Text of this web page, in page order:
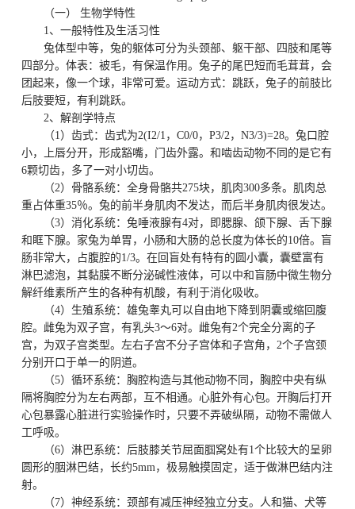
（一） 生物学特性
1、一般特性及生活习性
兔体型中等，兔的躯体可分为头颈部、躯干部、四肢和尾等
四部分。体表：被毛，有保温作用。兔子的尾巴短而毛茸茸，会
团起来，像一个球，非常可爱。运动方式：跳跃，兔子的前肢比
后肢要短，有利跳跃。
2、解剖学特点
（1）齿式：齿式为2(I2/1，C0/0，P3/2，N3/3)=28。兔口腔
小，上唇分开，形成豁嘴，门齿外露。和啮齿动物不同的是它有
6颗切齿，多了一对小切齿。
（2）骨骼系统：全身骨骼共275块，肌肉300多条。肌肉总
重占体重35％。兔的前半身肌肉不发达，而后半身肌肉很发达。
（3）消化系统：兔唾液腺有4对，即腮腺、颌下腺、舌下腺
和眶下腺。家兔为单胃，小肠和大肠的总长度为体长的10倍。盲
肠非常大，占腹腔的1/3。在回盲处有特有的圆小囊，囊壁富有
淋巴滤泡，其黏膜不断分泌碱性液体，可以中和盲肠中微生物分
解纤维素所产生的各种有机酸，有利于消化吸收。
（4）生殖系统：雄兔睾丸可以自由地下降到阴囊或缩回腹
腔。雌兔为双子宫，有乳头3～6对。雌兔有2个完全分离的子
宫，为双子宫类型。左右子宫不分子宫体和子宫角，2个子宫颈
分别开口于单一的阴道。
（5）循环系统：胸腔构造与其他动物不同，胸腔中央有纵
隔将胸腔分为左右两部，互不相通。心脏外有心包。开胸后打开
心包暴露心脏进行实验操作时，只要不弄破纵隔，动物不需做人
工呼吸。
（6）淋巴系统：后肢膝关节屈面腘窝处有1个比较大的呈卵
圆形的胭淋巴结，长约5mm，极易触摸固定，适于做淋巴结内注
射。
（7）神经系统：颈部有减压神经独立分支。人和猫、犬等